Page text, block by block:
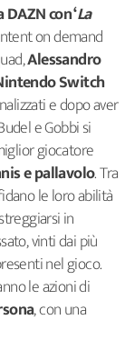
con ‘La
on demand
Alessandro
Switch
e dopo aver
e Gobbi si
giocatore
e pallavolo. Tra
le loro abilità
in
vinti dai più
nel gioco.
le azioni di
, con una